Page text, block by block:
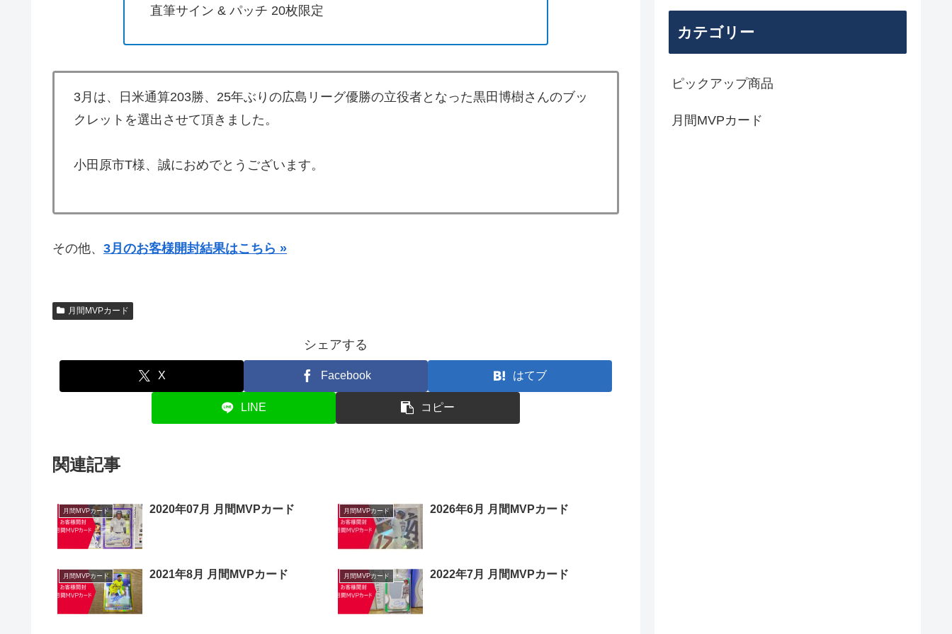
直筆サイン & パッチ 20枚限定
3月は、日米通算203勝、25年ぶりの広島リーグ優勝の立役者となった黒田博樹さんのブッ
クレットを選出させて頂きました。
小田原市T様、誠におめでとうございます。
その他、 3月のお客様開封結果はこちら »
月間MVPカード
シェアする
X Facebook はてブ
LINE コピー
関連記事
月間MVPカード 2020年07月 月間MVPカード 月間MVPカード 2026年6月 月間MVPカード
月間MVPカード 2021年8月 月間MVPカード 月間MVPカード 2022年7月 月間MVPカード
カテゴリー
ピックアップ商品
月間MVPカード